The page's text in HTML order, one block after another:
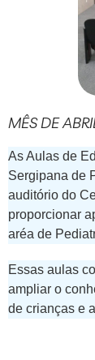
MÊS DE
As Aulas de
Sergipana de
auditório do
proporcionar
aréa de
Essas aulas
ampliar o
de crianças e